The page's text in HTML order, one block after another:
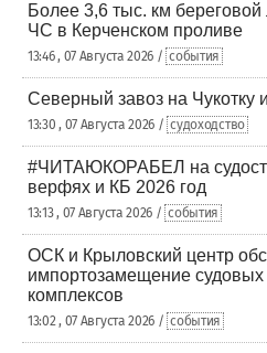
Более 3,6 тыс. км
ЧС в Керченском проливе
13:46 , 07 Августа 2026 / события
Северный завоз на Чукотку
13:30 , 07 Августа 2026 / судоходство
#ЧИТАЮКОРАБЕЛ на
верфях и КБ 2026 год
13:13 , 07 Августа 2026 / события
ОСК и Крыловский центр
импортозамещение
комплексов
13:02 , 07 Августа 2026 / события